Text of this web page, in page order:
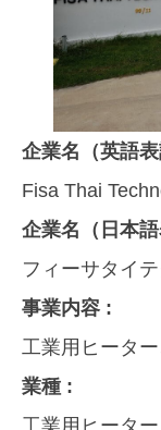
企業名（英語
Fisa Thai
企業名（日本
フィーサタイテ
事業内容 :
工業用ヒータ
業種 :
工業用ヒータ